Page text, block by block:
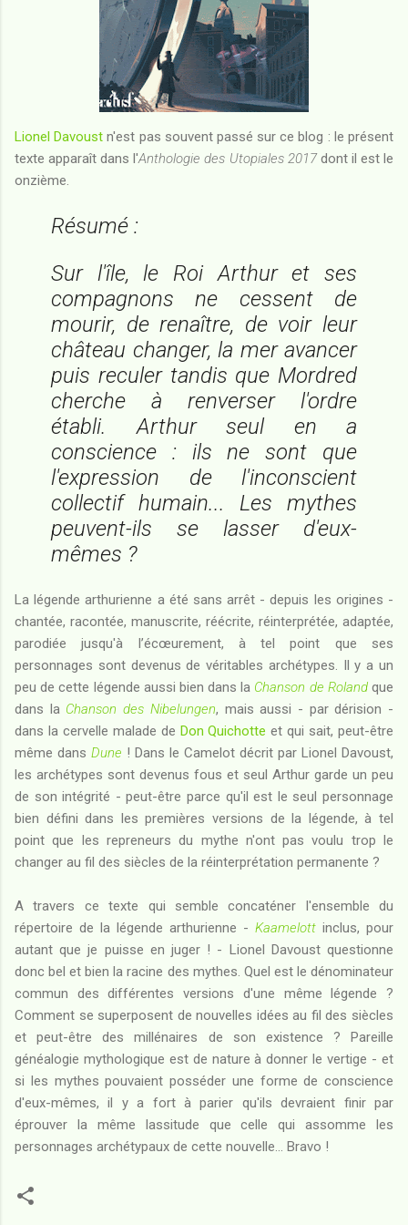
Lionel Davoust n'est pas souvent passé sur ce blog : le présent
texte apparaît dans l'Anthologie des Utopiales 2017dont il est le
onzième.
Résumé :
Sur l'île, le Roi Arthur et ses
compagnons ne cessent de
mourir, de renaître, de voir leur
château changer, la mer avancer
puis reculer tandis que Mordred
cherche à renverser l'ordre
établi. Arthur seul en a
conscience : ils ne sont que
l'expression de l'inconscient
collectif humain... Les mythes
peuvent-ils se lasser d'eux-
mêmes ?
La légende arthurienne a été sans arrêt - depuis les origines -
chantée, racontée, manuscrite, réécrite, réinterprétée, adaptée,
parodiée jusqu'à l’écœurement, à tel point que ses
personnages sont devenus de véritables archétypes. Il y a un
peu de cette légende aussi bien dans la Chanson de Rolandque
dans la Chanson des Nibelungen, mais aussi - par dérision -
dans la cervelle malade de Don Quichotte et qui sait, peut-être
même dans Dune ! Dans le Camelot décrit par Lionel Davoust,
les archétypes sont devenus fous et seul Arthur garde un peu
de son intégrité - peut-être parce qu'il est le seul personnage
bien défini dans les premières versions de la légende, à tel
point que les repreneurs du mythe n'ont pas voulu trop le
changer au fil des siècles de la réinterprétation permanente ?
A travers ce texte qui semble concaténer l'ensemble du
répertoire de la légende arthurienne - Kaamelott inclus, pour
autant que je puisse en juger ! - Lionel Davoust questionne
donc bel et bien la racine des mythes. Quel est le dénominateur
commun des différentes versions d'une même légende ?
Comment se superposent de nouvelles idées au fil des siècles
et peut-être des millénaires de son existence ? Pareille
généalogie mythologique est de nature à donner le vertige - et
si les mythes pouvaient posséder une forme de conscience
d'eux-mêmes, il y a fort à parier qu'ils devraient finir par
éprouver la même lassitude que celle qui assomme les
personnages archétypaux de cette nouvelle... Bravo !